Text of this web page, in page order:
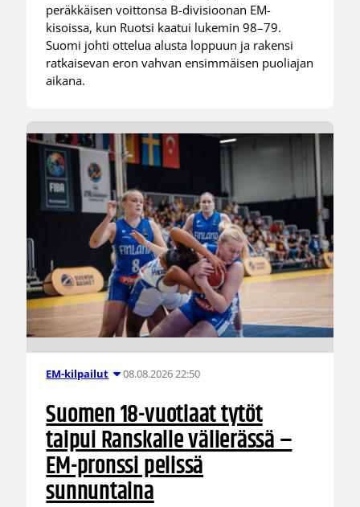
peräkkäisen voittonsa B-divisioonan EM-
kisoissa, kun Ruotsi kaatui lukemin 98–79.
Suomi johti ottelua alusta loppuun ja rakensi
ratkaisevan eron vahvan ensimmäisen puoliajan
aikana.
EM-kilpailut 08.08.2026 22:50
Suomen 18-vuotiaat tytöt
taipui Ranskalle välierässä –
EM-pronssi pelissä
sunnuntaina